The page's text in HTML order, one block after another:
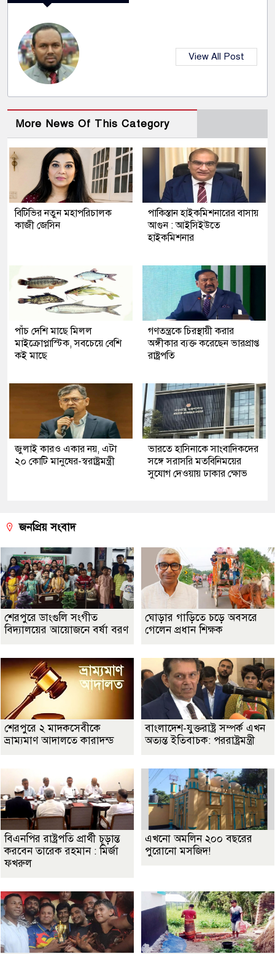
View All Post
More News Of This Category
বিটিভির নতুন মহাপরিচালক
কাজী জেসিন
পাকিস্তান হাইকমিশনারের বাসায়
আগুন : আইসিইউতে
হাইকমিশনার
পাঁচ দেশি মাছে মিলল
মাইক্রোপ্লাস্টিক, সবচেয়ে বেশি
কই মাছে
গণতন্ত্রকে চিরস্থায়ী করার
অঙ্গীকার ব্যক্ত করেছেন ভারপ্রাপ্ত
রাষ্ট্রপতি
জুলাই কারও একার নয়, এটা
২০ কোটি মানুষের-স্বরাষ্ট্রমন্ত্রী
ভারতে হাসিনাকে সাংবাদিকদের
সঙ্গে সরাসরি মতবিনিময়ের
সুযোগ দেওয়ায় ঢাকার ক্ষোভ
জনপ্রিয় সংবাদ
শেরপুরে ডাংগুলি সংগীত
বিদ্যালয়ের আয়োজনে বর্ষা বরণ
ঘোড়ার গাড়িতে চড়ে অবসরে
গেলেন প্রধান শিক্ষক
শেরপুরে ২ মাদকসেবীকে
ভ্রাম্যমাণ আদালতে কারাদন্ড
বাংলাদেশ-যুক্তরাষ্ট্র সম্পর্ক এখন
অত্যন্ত ইতিবাচক: পররাষ্ট্রমন্ত্রী
বিএনপির রাষ্ট্রপতি প্রার্থী চূড়ান্ত
করবেন তারেক রহমান : মির্জা
ফখরুল
এখনো অমলিন ২০০ বছরের
পুরোনো মসজিদ!